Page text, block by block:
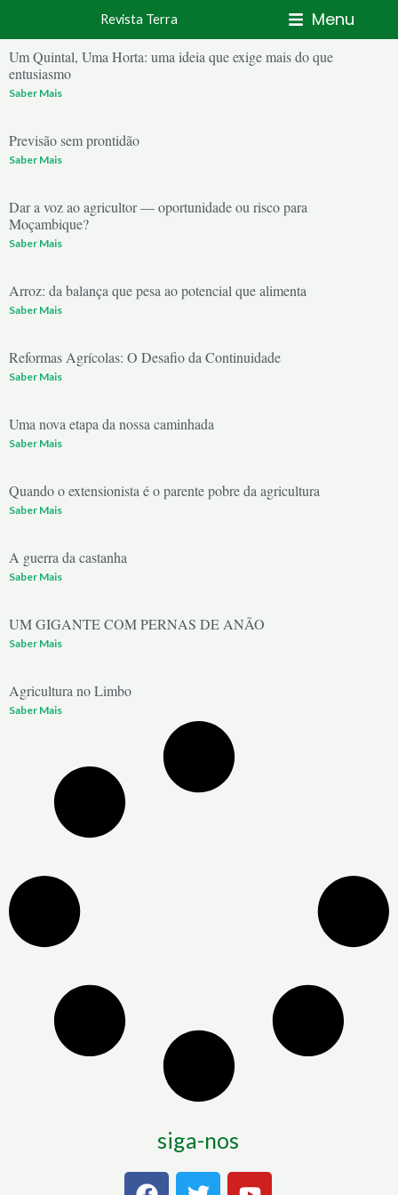
content
Revista Terra Menu
Um Quintal, Uma Horta: uma ideia que exige mais do que
entusiasmo
Saber Mais
Previsão sem prontidão
Saber Mais
Dar a voz ao agricultor — oportunidade ou risco para
Moçambique?
Saber Mais
Arroz: da balança que pesa ao potencial que alimenta
Saber Mais
Reformas Agrícolas: O Desafio da Continuidade
Saber Mais
Uma nova etapa da nossa caminhada
Saber Mais
Quando o extensionista é o parente pobre da agricultura
Saber Mais
A guerra da castanha
Saber Mais
UM GIGANTE COM PERNAS DE ANÃO
Saber Mais
Agricultura no Limbo
Saber Mais
siga-nos
F
T
Y